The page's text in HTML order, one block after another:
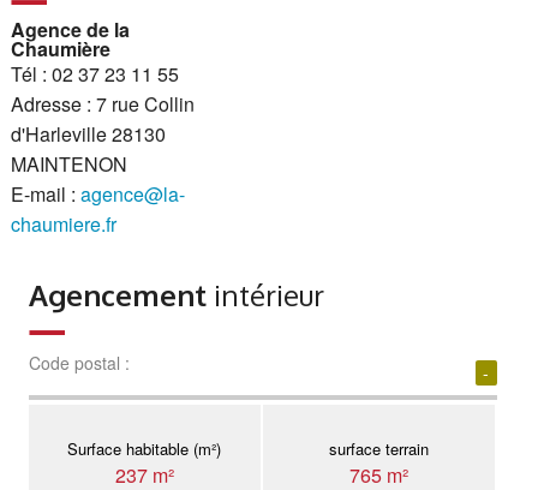
Agence de la
Chaumière
Tél : 02 37 23 11 55
Adresse : 7 rue Collin
d'Harleville 28130
MAINTENON
E-mail : agence@la-
chaumiere.fr
Agencement intérieur
Code postal : -
Surface habitable (m²)
237 m²
surface terrain
765 m²